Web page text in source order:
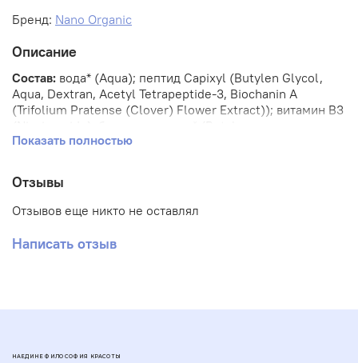
Бренд: Nano Organic
Описание
Состав: вода* (Aqua); пептид Capixyl (Butylen Glycol,
Aqua, Dextran, Acetyl Tetrapeptide-3, Biochanin A
(Trifolium Pratense (Clover) Flower Extract)); витамин В3
Glycol); пептид Procapil (Butylene Glycol, Aqua, PEG 40
Biotinoyl Tripeptide-1); провитамин В5 (Panthenol);
хлорид цинка (Zinc Chloride); реликтовая соль (Rapan
Salt); экстракт пальмы сабаль (Serenoa Serrulata (Saw
Palmetto) Fruit Extract); глюкозил гесперидин*
(Glucosyl Hesperidin); кофеин* (Caffeine); аргинин*
(Arginine); карнитин (Carnitine); цистеин*
Показать полностью
Отзывы
Отзывов еще никто не оставлял
Написать отзыв
НАЕДИНЕ ФИЛОСОФИЯ КРАСОТЫ